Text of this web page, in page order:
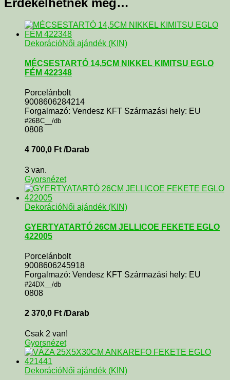
DekorációNői ajándék (KIN)
MÉCSESTARTÓ 14,5CM NIKKEL KIMITSU EGLO
FÉM 422348
Porcelánbolt
9008606284214
Forgalmazó: Vendesz KFT Származási hely: EU
#26BC__/db
0808
4 700,0 Ft /Darab
3 van.
Gyorsnézet
DekorációNői ajándék (KIN)
GYERTYATARTÓ 26CM JELLICOE FEKETE EGLO
422005
Porcelánbolt
9008606245918
Forgalmazó: Vendesz KFT Származási hely: EU
#24DX__/db
0808
2 370,0 Ft /Darab
Csak 2 van!
Gyorsnézet
DekorációNői ajándék (KIN)